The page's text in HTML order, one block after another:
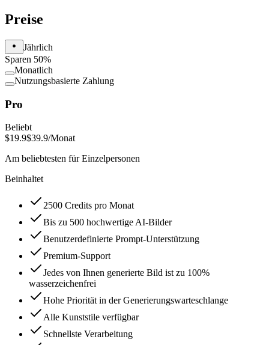
Preise
Jährlich
Sparen 50%
Monatlich
Nutzungsbasierte Zahlung
Pro
Beliebt
$19.9$39.9/Monat
Am beliebtesten für Einzelpersonen
Beinhaltet
2500 Credits pro Monat
Bis zu 500 hochwertige AI-Bilder
Benutzerdefinierte Prompt-Unterstützung
Premium-Support
Jedes von Ihnen generierte Bild ist zu 100%
wasserzeichenfrei
Hohe Priorität in der Generierungswarteschlange
Alle Kunststile verfügbar
Schnellste Verarbeitung